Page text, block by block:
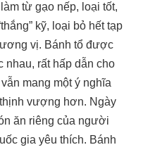
từ gạo nếp, loại tốt,
kỹ, loại bỏ hết tạp
vị. Bánh tổ được
nhau, rất hấp dẫn cho
mang một ý nghĩa
vượng hơn. Ngày
ăn riêng của người
gia yêu thích. Bánh